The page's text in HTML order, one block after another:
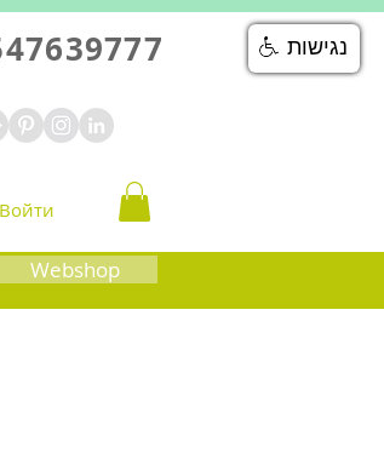
Войти
Webshop
נגישות